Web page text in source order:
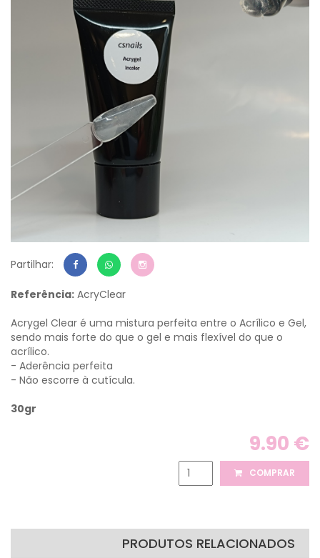
Partilhar:
Referência: AcryClear
Acrygel Clear é uma mistura perfeita entre o Acrílico e Gel,
sendo mais forte do que o gel e mais flexível do que o
acrílico.
- Aderência perfeita
- Não escorre à cutícula.
30gr
9.90 €
COMPRAR
PRODUTOS RELACIONADOS